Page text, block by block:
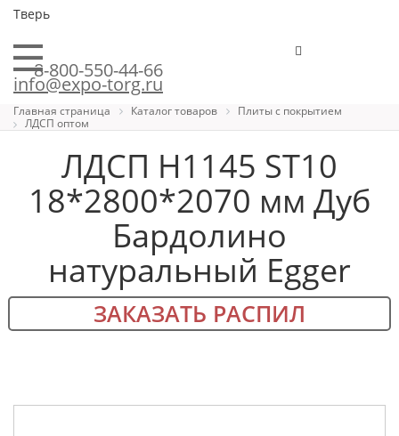
Тверь
8-800-550-44-66
info@expo-torg.ru
Главная страница Каталог товаров
Плиты с покрытием
ЛДСП оптом
ЛДСП H1145 ST10
18*2800*2070 мм Дуб
Бардолино
натуральный Egger
ЗАКАЗАТЬ РАСПИЛ